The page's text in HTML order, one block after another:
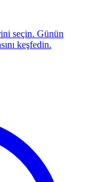
seçin. Günün
keşfedin.